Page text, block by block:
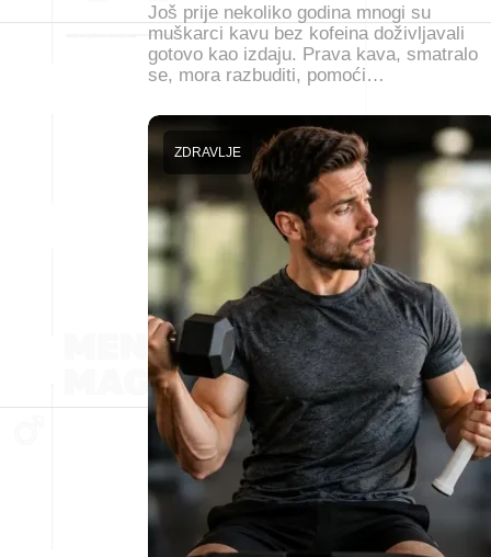
Još prije nekoliko godina mnogi su
muškarci kavu bez kofeina doživljavali
gotovo kao izdaju. Prava kava, smatralo
se, mora razbuditi, pomoći…
ZDRAVLJE